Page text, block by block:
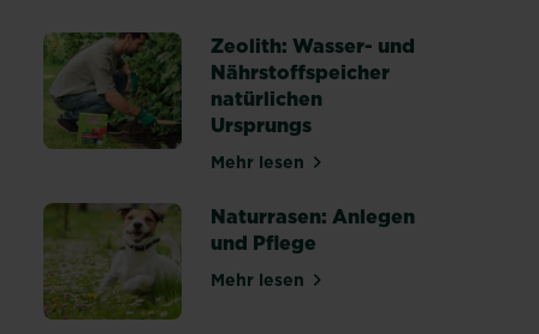
gesunden Rasen
Zeolith: Wasser- und
Nährstoffspeicher
natürlichen
Ursprungs
Mehr lesenüber Zeolith: Wasser- und
winterfest machen: Tipps & Anleitung
Naturrasen: Anlegen
und Pflege
Mehr lesenüber Naturrasen: Anlegen und